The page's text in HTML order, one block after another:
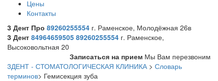
Цены
Контакты
3 Дент Про 89260255554 г. Раменское, Молодёжная 26в
3 Дент 84964659505 89260255554 г. Раменское,
Высоковольтная 20
Записаться на прием Мы Вам перезвоним
3ДЕНТ - СТОМАТОЛОГИЧЕСКАЯ КЛИНИКА > Словарь
терминов> Гемисекция зуба